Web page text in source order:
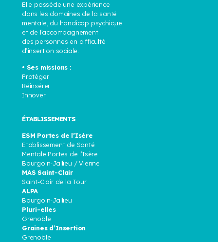
Elle possède une expérience
dans les domaines de la santé
mentale, du handicap psychique
et de l’accompagnement
des personnes en difficulté
d’insertion sociale.
• Ses missions :
Protéger
Réinsérer
Innover.
ÉTABLISSEMENTS
ESM Portes de l’Isère
Etablissement de Santé
Mentale Portes de l’Isère
Bourgoin-Jallieu / Vienne
MAS Saint-Clair
Saint-Clair de la Tour
ALPA
Bourgoin-Jallieu
Pluri-elles
Grenoble
Graines d’Insertion
Grenoble